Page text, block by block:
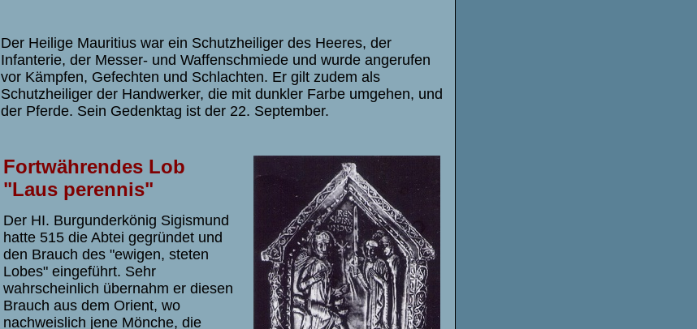
Der Heilige Mauritius war ein Schutzheiliger des Heeres, der
Infanterie, der Messer- und Waffenschmiede und wurde angerufen
vor Kämpfen, Gefechten und Schlachten. Er gilt zudem als
Schutzheiliger der Handwerker, die mit dunkler Farbe umgehen, und
der Pferde. Sein Gedenktag ist der 22. September.
Fortwährendes Lob
"Laus perennis"
Der HI. Burgunderkönig Sigismund
hatte 515 die Abtei gegründet und
den Brauch des "ewigen, steten
Lobes" eingeführt. Sehr
wahrscheinlich übernahm er diesen
Brauch aus dem Orient, wo
nachweislich jene Mönche, die